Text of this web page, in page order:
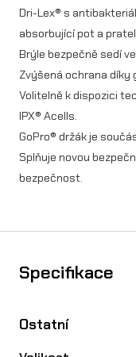
Dri-Lex® s
absorbující pot a
Brýle bezpečně sedí
Zvýšená ochrana díky
Volitelně k dispozici
IPX® Acells.
GoPro® držák je
Splňuje novou
bezpečnost.
Specifikace
Ostatní